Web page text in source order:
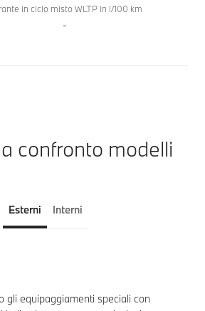
in ciclo misto WLTP in l/100 km
-
confronto modelli
Esterni Interni
gli equipaggiamenti speciali con